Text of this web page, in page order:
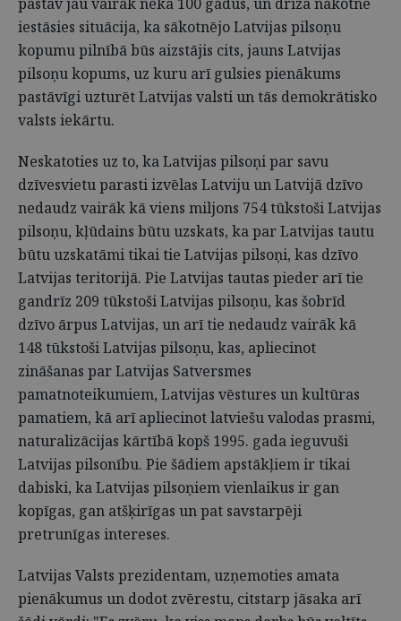
iestāsies situācija, ka sākotnējo Latvijas pilsoņu
kopumu pilnībā būs aizstājis cits, jauns Latvijas
pilsoņu kopums, uz kuru arī gulsies pienākums
pastāvīgi uzturēt Latvijas valsti un tās demokrātisko
valsts iekārtu.
Neskatoties uz to, ka Latvijas pilsoņi par savu
dzīvesvietu parasti izvēlas Latviju un Latvijā dzīvo
nedaudz vairāk kā viens miljons 754 tūkstoši Latvijas
pilsoņu, kļūdains būtu uzskats, ka par Latvijas tautu
būtu uzskatāmi tikai tie Latvijas pilsoņi, kas dzīvo
Latvijas teritorijā. Pie Latvijas tautas pieder arī tie
gandrīz 209 tūkstoši Latvijas pilsoņu, kas šobrīd
dzīvo ārpus Latvijas, un arī tie nedaudz vairāk kā
148 tūkstoši Latvijas pilsoņu, kas, apliecinot
zināšanas par Latvijas Satversmes
pamatnoteikumiem, Latvijas vēstures un kultūras
pamatiem, kā arī apliecinot latviešu valodas prasmi,
naturalizācijas kārtībā kopš 1995. gada ieguvuši
Latvijas pilsonību. Pie šādiem apstākļiem ir tikai
dabiski, ka Latvijas pilsoņiem vienlaikus ir gan
kopīgas, gan atšķirīgas un pat savstarpēji
pretrunīgas intereses.
Latvijas Valsts prezidentam, uzņemoties amata
pienākumus un dodot zvērestu, citstarp jāsaka arī